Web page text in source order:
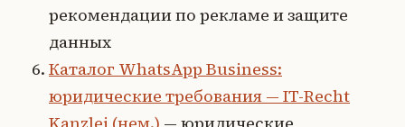
рекомендации по рекламе и защите
данных
Каталог WhatsApp Business:
юридические требования — IT-Recht